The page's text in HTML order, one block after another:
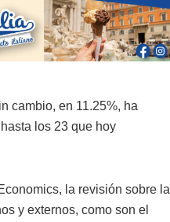
cambio, en 11.25%, ha
los 23 que hoy
la revisión sobre la
y externos, como son el